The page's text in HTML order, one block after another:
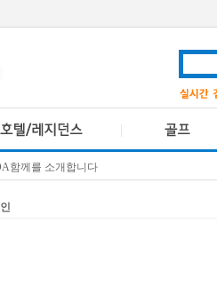
함께를 소개합니다